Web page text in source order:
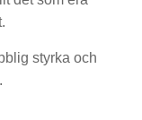
styrka och